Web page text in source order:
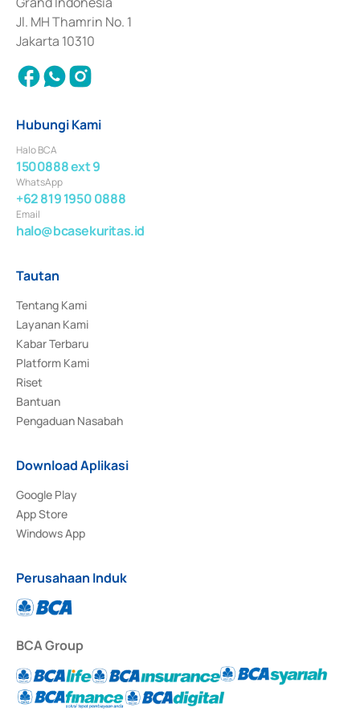
Jl. MH Thamrin No. 1
Jakarta 10310
Hubungi Kami
Halo BCA
1500888 ext 9
WhatsApp
+62 819 1950 0888
Email
halo@bcasekuritas.id
Tautan
Tentang Kami
Layanan Kami
Kabar Terbaru
Platform Kami
Riset
Bantuan
Pengaduan Nasabah
Download Aplikasi
Google Play
App Store
Windows App
Perusahaan Induk
BCA Group